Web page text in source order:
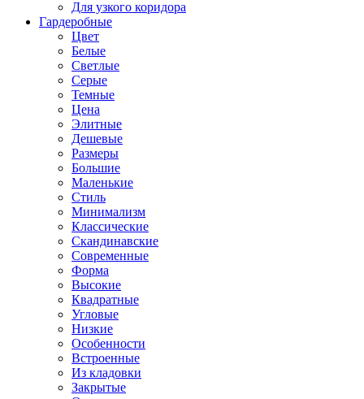
Для узкого коридора
Гардеробные
Цвет
Белые
Светлые
Серые
Темные
Цена
Элитные
Дешевые
Размеры
Большие
Маленькие
Стиль
Минимализм
Классические
Скандинавские
Современные
Форма
Высокие
Квадратные
Угловые
Низкие
Особенности
Встроенные
Из кладовки
Закрытые